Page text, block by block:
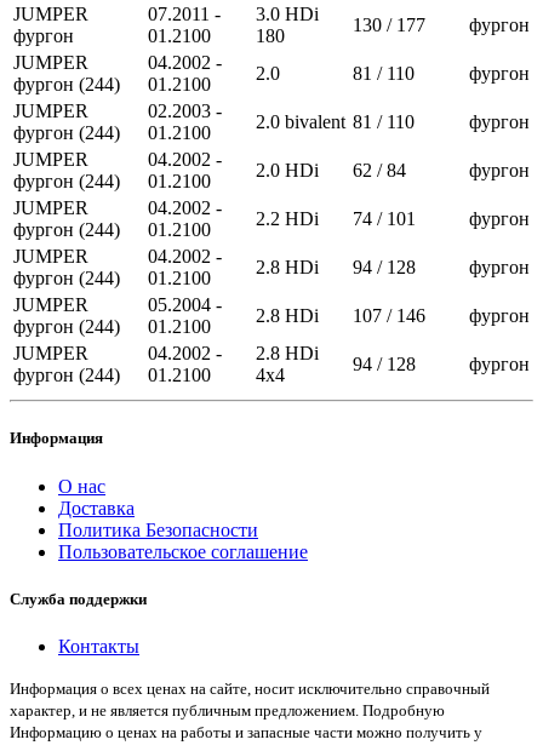
JUMPER
фургон
07.2011 -
01.2100
3.0 HDi
180
130 / 177
фургон
JUMPER
фургон (244)
04.2002 -
01.2100
2.0 81 / 110
фургон
JUMPER
фургон (244)
02.2003 -
01.2100
2.0 bivalent 81 / 110
фургон
JUMPER
фургон (244)
04.2002 -
01.2100
2.0 HDi 62 / 84
фургон
JUMPER
фургон (244)
04.2002 -
01.2100
2.2 HDi 74 / 101
фургон
JUMPER
фургон (244)
04.2002 -
01.2100
2.8 HDi 94 / 128
фургон
JUMPER
фургон (244)
05.2004 -
01.2100
2.8 HDi 107 / 146
фургон
JUMPER
фургон (244)
04.2002 -
01.2100
2.8 HDi
4x4
94 / 128 фургон
Информация
О нас
Доставка
Политика Безопасности
Пользовательское соглашение
Служба поддержки
Контакты
Информация о всех ценах на сайте, носит исключительно справочный
характер, и не является публичным предложением. Подробную
Информацию о ценах на работы и запасные части можно получить у